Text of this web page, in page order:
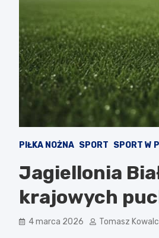
PIŁKA NOŻNA SPORT SPORT W
Jagiellonia
krajowych
4 marca 2026 Tomasz